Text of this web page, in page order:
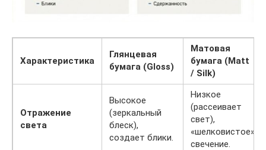
Характеристика
Глянцевая
бумага (Gloss)
Матовая
бумага (Matt
/ Silk)
Отражение
света
Высокое
(зеркальный
блеск),
создает блики.
Низкое
(рассеивает
свет),
«шелковистое»
свечение.